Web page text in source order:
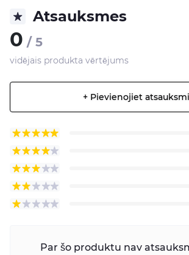
Atsauksmes
0 / 5
vidējais produkta vērtējums
+ Pievienojiet atsauksmi
Par šo produktu nav